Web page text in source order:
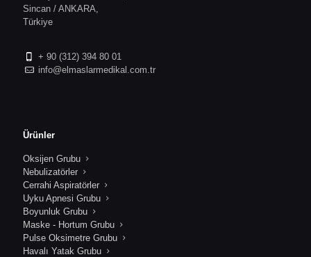
Sincan / ANKARA,
Türkiye
+ 90 (312) 394 80 01
info@elmaslarmedikal.com.tr
Ürünler
Oksijen Grubu
Nebulizatörler
Cerrahi Aspiratörler
Uyku Apnesi Grubu
Boyunluk Grubu
Maske - Hortum Grubu
Pulse Oksimetre Grubu
Havalı Yatak Grubu